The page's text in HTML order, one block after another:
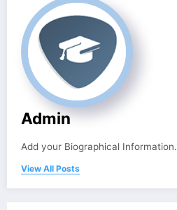
Admin
Add your Biographical Information.
View All Posts